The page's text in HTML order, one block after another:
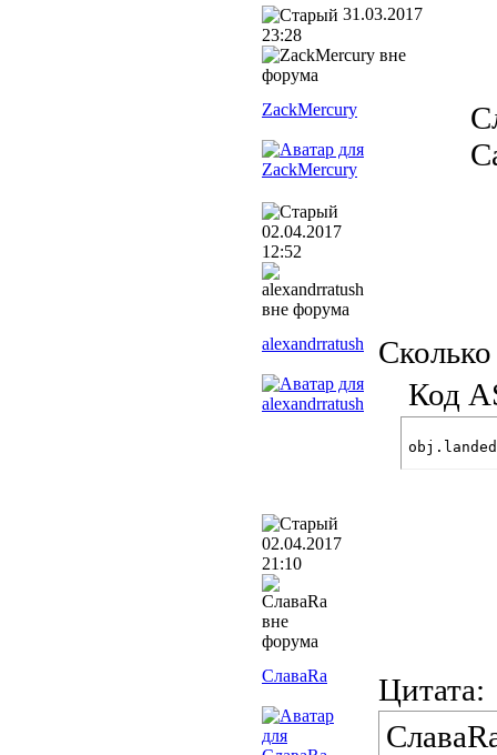
31.03.2017
23:28
ZackMercury
02.04.2017
12:52
alexandrratush
Код
02.04.2017
21:10
СлаваRa
Цитата: